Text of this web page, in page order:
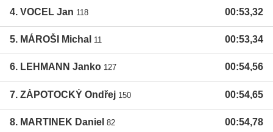
4. VOCEL Jan 118 00:53,32
5. MÁROŠI Michal 11 00:53,34
6. LEHMANN Janko 127 00:54,56
7. ZÁPOTOCKÝ Ondřej 150 00:54,65
8. MARTINEK Daniel 82 00:54,78